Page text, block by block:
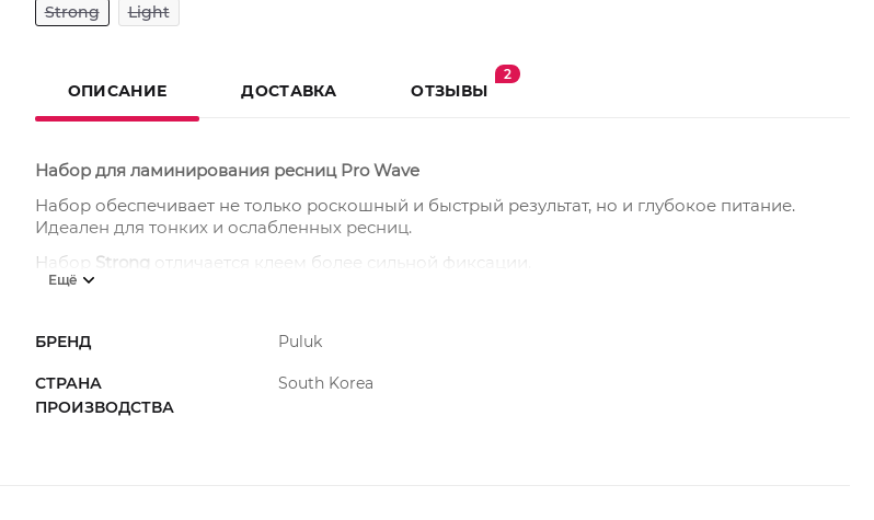
Strong
Light
ОПИСАНИЕ ДОСТАВКА ОТЗЫВЫ
2
Набор для ламинирования ресниц Pro Wave
Набор обеспечивает не только роскошный и быстрый результат, но и глубокое питание.
Идеален для тонких и ослабленных ресниц.
Набор Strong отличается клеем более сильной фиксации.
Преимущества:
количества тиогликолята
Экономия времени и средств
Ещё
БРЕНД Puluk
СТРАНА
ПРОИЗВОДСТВА
South Korea